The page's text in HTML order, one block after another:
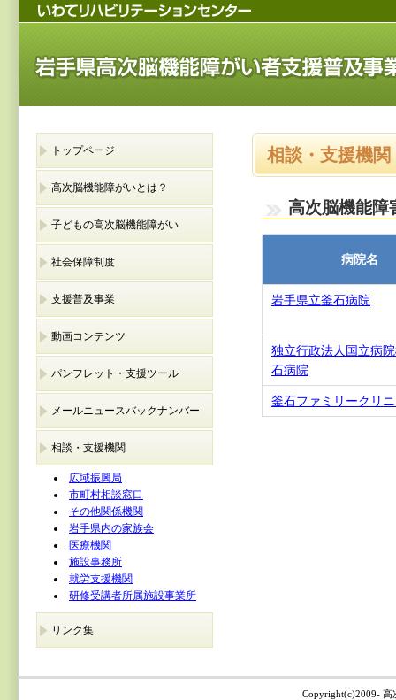
トップページ
高次脳機能障がいとは？
子どもの高次脳機能障がい
社会保障制度
支援普及事業
動画コンテンツ
パンフレット・支援ツール
メールニュースバックナンバー
相談・支援機関
広域振興局
市町村相談窓口
その他関係機関
岩手県内の家族会
医療機関
施設事務所
就労支援機関
研修受講者所属施設事業所
リンク集
相談・支援機関
高次脳機能障
病院名
岩手県立釜石病院
独立行政法人国立病
石病院
釜石ファミリークリ
Copyright(c)2009- 高